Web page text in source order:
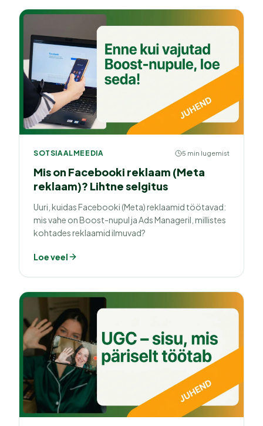
SOTSIAALMEEDIA 5 min lugemist
Mis on Facebooki reklaam (Meta
reklaam)? Lihtne selgitus
Uuri, kuidas Facebooki (Meta) reklaamid töötavad:
mis vahe on Boost-nupul ja Ads Manageril, millistes
kohtades reklaamid ilmuvad?
Loe veel